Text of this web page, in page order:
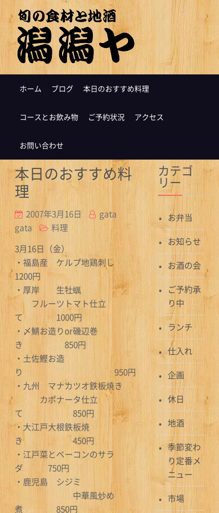
ホーム ブログ 本日のおすすめ料理
コースとお飲み物 ご予約状況 アクセス
お問い合わせ
本日のおすすめ料
理
2007年3月16日
gata
gata
料理
3月16日（金）
・福島産 ケルプ地鶏刺し
1200円
・厚岸 生牡蠣
フルーツトマト仕立
て 1000円
・〆鯖お造りor磯辺巻
き 850円
・土佐鰹お造
り 950円
・九州 マナカツオ鉄板焼き
カポナータ仕立
て 850円
・大江戸大根鉄板焼
き 450円
・江戸菜とベーコンのサラ
ダ 750円
・鹿児島 シジミ
中華風炒め
煮 850円
カテゴ
リー
お弁当
お知らせ
お酒の会
ご予約承
り中
ランチ
仕入れ
企画
休日
地酒
季節変わ
り定番メ
ニュー
市場